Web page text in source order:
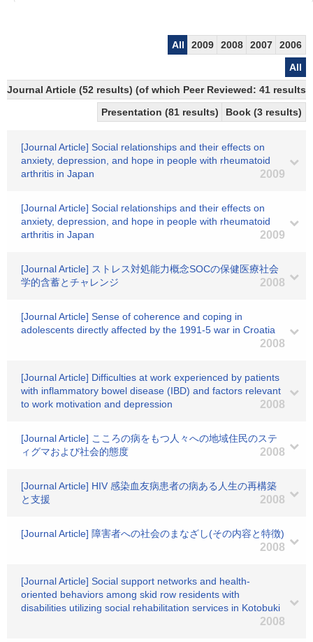
All 2009 2008 2007
2006
All
Journal Article (52 results) (of which Peer Reviewed: 41 results)
Presentation (81 results)
Book (3 results)
[Journal Article] Social relationships and their effects on
anxiety, depression, and hope in people with rheumatoid
arthritis in Japan
2009
[Journal Article] Social relationships and their effects on
anxiety, depression, and hope in people with rheumatoid
arthritis in Japan
2009
[Journal Article] ストレス対処能力概念SOCの保健医療社会
学的含蓄とチャレンジ
2008
[Journal Article] Sense of coherence and coping in
adolescents directly affected by the 1991-5 war in Croatia
2008
[Journal Article] Difficulties at work experienced by patients
with inflammatory bowel disease (IBD) and factors relevant
to work motivation and depression
2008
[Journal Article] こころの病をもつ人々への地域住民のステ
ィグマおよび社会的態度
2008
[Journal Article] HIV 感染血友病患者の病ある人生の再構築
と支援
2008
[Journal Article] 障害者への社会のまなざし(その内容と特徴)
2008
[Journal Article] Social support networks and health-
oriented behaviors among skid row residents with
disabilities utilizing social rehabilitation services in Kotobuki
2008